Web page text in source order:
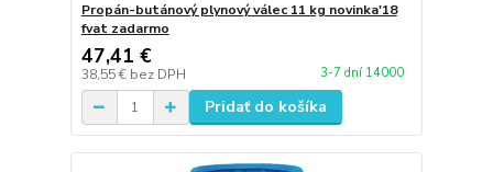
Propán-butánový plynový válec 11 kg novinka'18
fvat zadarmo
47,41 €
38,55 € bez DPH 3-7 dní 14000
Pridať do košíka